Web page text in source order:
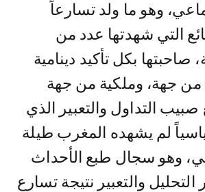
وهو ما ولد تسارعاً
التي شهدتها عدد من
صاحبتها بكل تأكيد دينامية
من جهة، وملكية من جهة
صبيب التداول والتعبير الذي
لم يشهده المغرب طيلة
وهو سجال طبع الأحداث
والتعبير نتيجة تسارع